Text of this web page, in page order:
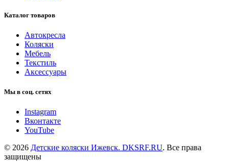
Каталог товаров
Автокресла
Коляски
Мебель
Текстиль
Аксессуары
Мы в соц. сетях
Instagram
Вконтакте
YouTube
© 2026 Детские коляски Ижевск. DKSRF.RU. Все права
защищены